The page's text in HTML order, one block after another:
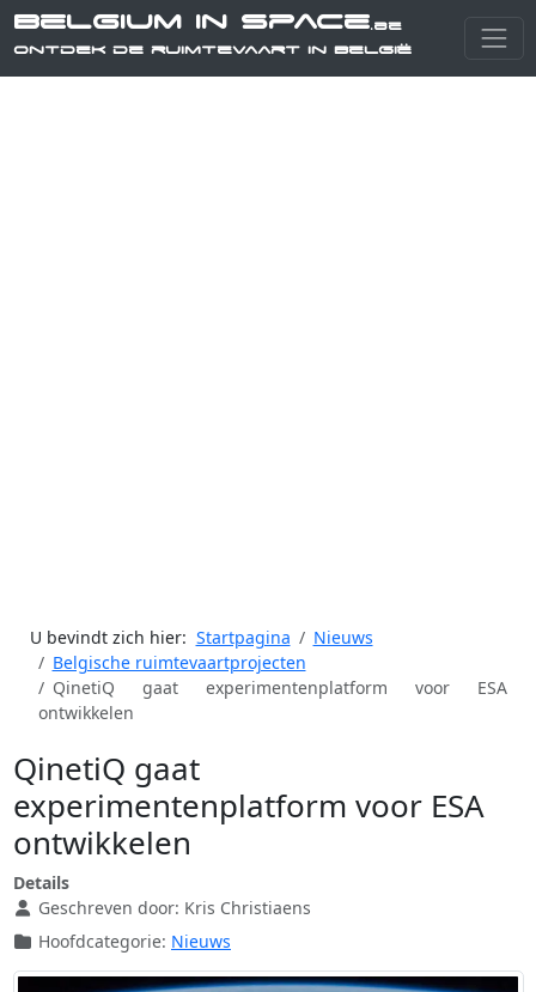
Belgium in Space.be
Ontdek de ruimtevaart in België
U bevindt zich hier: Startpagina
Nieuws
Belgische ruimtevaartprojecten
QinetiQ gaat experimentenplatform voor ESA
ontwikkelen
QinetiQ gaat
experimentenplatform voor ESA
ontwikkelen
Details
Geschreven door: Kris Christiaens
Hoofdcategorie: Nieuws